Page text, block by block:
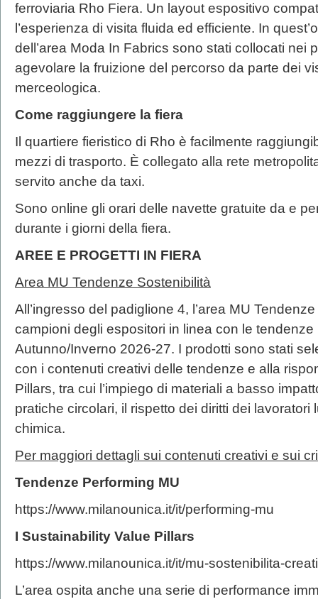
ferroviaria Rho Fiera. Un layout espositivo
l’esperienza di visita fluida ed efficiente. In
dell’area Moda In Fabrics sono stati collocati nei
agevolare la fruizione del percorso da parte dei
merceologica.
Come raggiungere la fiera
Il quartiere fieristico di Rho è facilmente
mezzi di trasporto. È collegato alla rete
servito anche da taxi.
Sono online gli orari delle navette gratuite da e
durante i giorni della fiera.
AREE E PROGETTI IN FIERA
Area MU Tendenze Sostenibilità
All’ingresso del padiglione 4, l’area MU
campioni degli espositori in linea con le
Autunno/Inverno 2026-27. I prodotti sono stati
con i contenuti creativi delle tendenze e alla
Pillars, tra cui l’impiego di materiali a basso
pratiche circolari, il rispetto dei diritti dei
chimica.
Per maggiori dettagli sui contenuti creativi e sui
Tendenze Performing MU
https://www.milanounica.it/it/performing-mu
I Sustainability Value Pillars
https://www.milanounica.it/it/mu-sostenibilita-
L’area ospita anche una serie di performance